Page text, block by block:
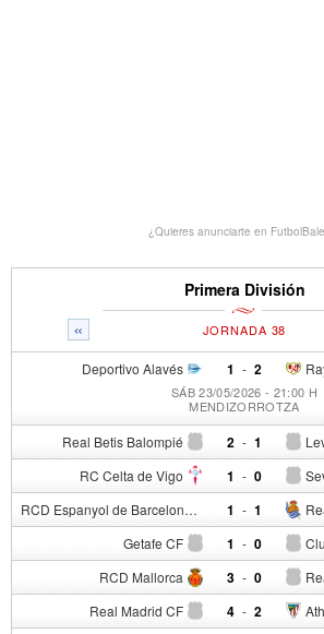
¿Quieres anunciarte en
Primera División
« JORNADA 38
Deportivo Alavés 1 - 2
SÁB 23/05/2026 - 21:00 H
MENDIZORROTZA
Real Betis Balompié 2 - 1
RC Celta de Vigo 1 - 0
RCD Espanyol de Barcelona 1 - 1
Getafe CF 1 - 0
RCD Mallorca 3 - 0
Real Madrid CF 4 - 2